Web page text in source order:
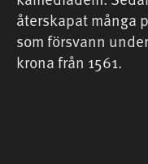
återskapat många
som försvann
krona från 1561.